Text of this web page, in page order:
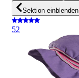
Sektion einblenden
52